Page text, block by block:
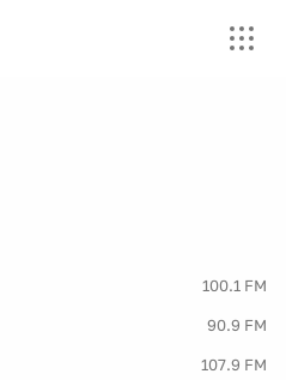
100.1 FM
90.9 FM
107.9 FM